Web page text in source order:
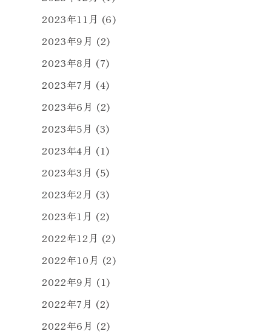
2023年11月 (6)
2023年9月 (2)
2023年8月 (7)
2023年7月 (4)
2023年6月 (2)
2023年5月 (3)
2023年4月 (1)
2023年3月 (5)
2023年2月 (3)
2023年1月 (2)
2022年12月 (2)
2022年10月 (2)
2022年9月 (1)
2022年7月 (2)
2022年6月 (2)